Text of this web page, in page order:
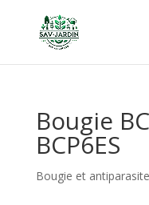
Bougie
BCP6ES
Bougie et antiparasite